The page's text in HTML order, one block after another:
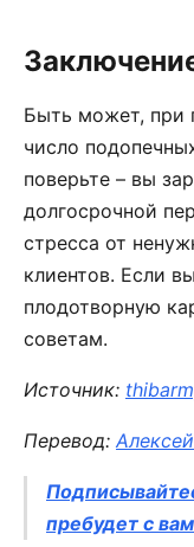
Быть может, при
число
поверьте – вы
долгосрочной
стресса от
клиентов. Если
плодотворную
советам.
Источник:
Перевод:
пребудет с